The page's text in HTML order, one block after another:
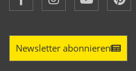
Newsletter abonnieren